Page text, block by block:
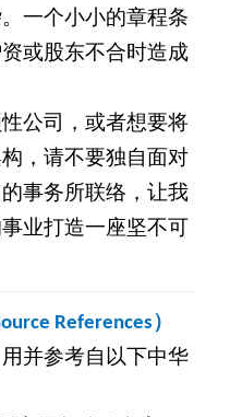
一个小小的章程条
或股东不合时造成
公司，或者想要将
，请不要独自面对
事务所联络，让我
业打造一座坚不可
References）
并参考自以下中华